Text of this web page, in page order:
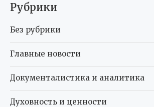
Рубрики
Без рубрики
Главные новости
Документалистика и аналитика
Духовность и ценности